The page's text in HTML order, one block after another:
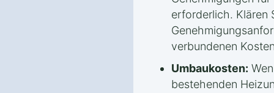
erforderlich. Klären
verbundenen
Umbaukosten:
bestehenden